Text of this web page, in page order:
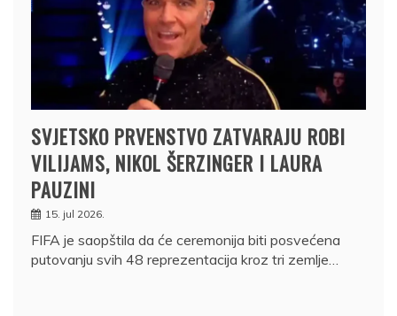
SVJETSKO PRVENSTVO ZATVARAJU ROBI
VILIJAMS, NIKOL ŠERZINGER I LAURA
PAUZINI
15. jul 2026.
FIFA je saopštila da će ceremonija biti posvećena
putovanju svih 48 reprezentacija kroz tri zemlje…